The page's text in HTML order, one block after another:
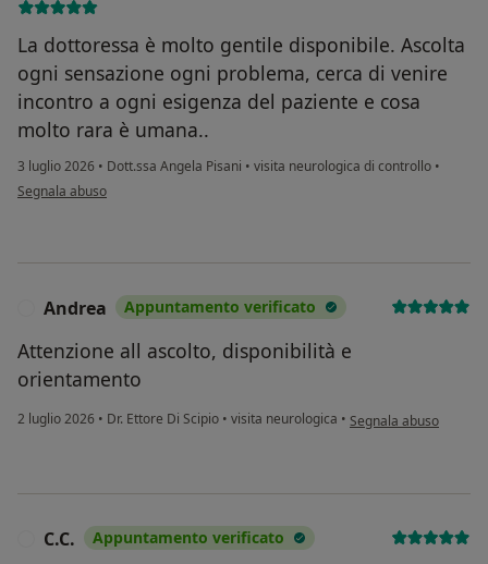
La dottoressa è molto gentile disponibile. Ascolta
ogni sensazione ogni problema, cerca di venire
incontro a ogni esigenza del paziente e cosa
molto rara è umana..
3 luglio 2026 • Dott.ssa Angela Pisani • visita neurologica di controllo •
secondo l'opinione dell'utente Donnici Rosina
Segnala abuso
Andrea Appuntamento verificato
Attenzione all ascolto, disponibilità e
orientamento
2 luglio 2026 • Dr. Ettore Di Scipio • visita neurologica • secondo l'opinione
Segnala abuso
C.C. Appuntamento verificato